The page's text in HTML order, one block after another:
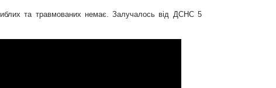
та травмованих немає. Залучалось від ДСНС 5